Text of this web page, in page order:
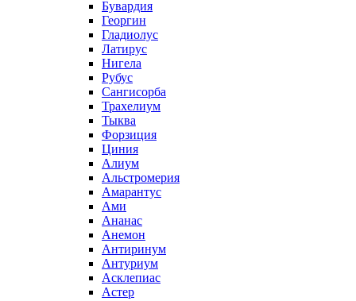
Бувардия
Георгин
Гладиолус
Латирус
Нигела
Рубус
Сангисорба
Трахелиум
Тыква
Форзиция
Циния
Алиум
Альстромерия
Амарантус
Ами
Ананас
Анемон
Антиринум
Антуриум
Асклепиас
Астер